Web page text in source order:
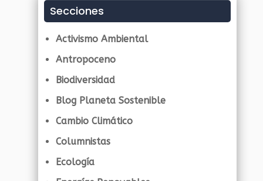
Secciones
Activismo Ambiental
Antropoceno
Biodiversidad
Blog Planeta Sostenible
Cambio Climático
Columnistas
Ecología